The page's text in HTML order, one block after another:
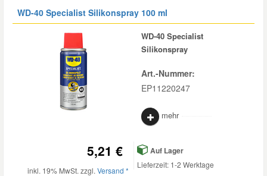
WD-40 Specialist Silikonspray 100 ml
WD-40 Specialist
Silikonspray
Art.-Nummer:
EP11220247
mehr
5,21 €
inkl. 19% MwSt. zzgl. Versand *
Auf Lager
Lieferzeit: 1-2 Werktage
Toyota Ersatzteile
Vauxhall Ersatzteile
Volvo Ersatzteile